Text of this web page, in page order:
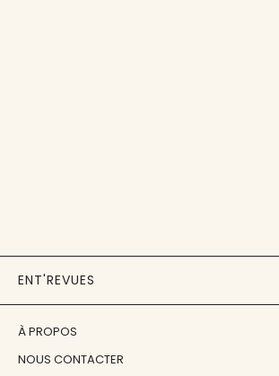
ENT'REVUES
À PROPOS
NOUS CONTACTER